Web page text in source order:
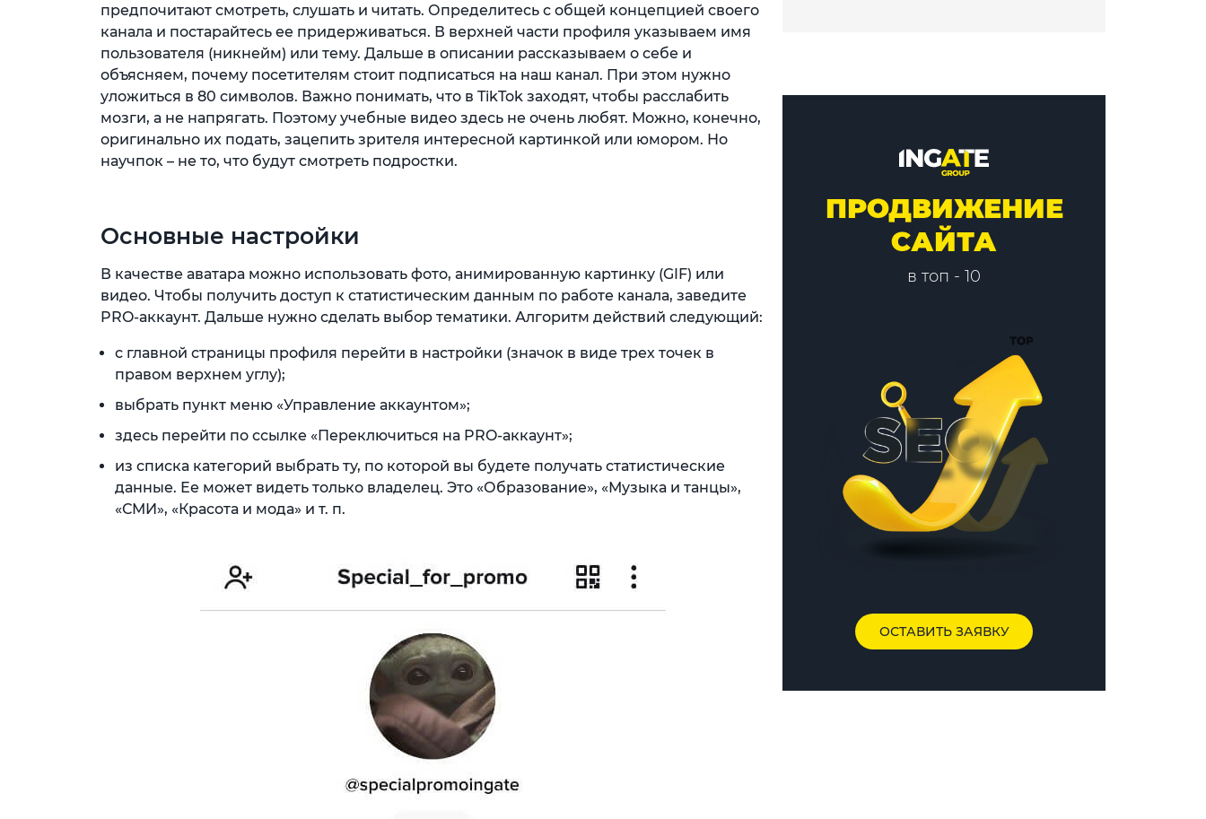
предпочитают смотреть, слушать и читать. Определитесь с общей концепцией своего
канала и постарайтесь ее придерживаться. В верхней части профиля указываем имя
пользователя (никнейм) или тему. Дальше в описании рассказываем о себе и
объясняем, почему посетителям стоит подписаться на наш канал. При этом нужно
уложиться в 80 символов. Важно понимать, что в TikTok заходят, чтобы расслабить
мозги, а не напрягать. Поэтому учебные видео здесь не очень любят. Можно, конечно,
оригинально их подать, зацепить зрителя интересной картинкой или юмором. Но
научпок – не то, что будут смотреть подростки.
Основные настройки
В качестве аватара можно использовать фото, анимированную картинку (GIF) или
видео. Чтобы получить доступ к статистическим данным по работе канала, заведите
PRO-аккаунт. Дальше нужно сделать выбор тематики. Алгоритм действий следующий:
с главной страницы профиля перейти в настройки (значок в виде трех точек в
правом верхнем углу);
выбрать пункт меню «Управление аккаунтом»;
здесь перейти по ссылке «Переключиться на PRO-аккаунт»;
из списка категорий выбрать ту, по которой вы будете получать статистические
данные. Ее может видеть только владелец. Это «Образование», «Музыка и танцы»,
«СМИ», «Красота и мода» и т. п.
ПРОДВИЖЕНИЕ
САЙТА
в топ - 10
ОСТАВИТЬ ЗАЯВКУ